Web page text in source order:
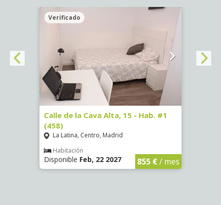
Verificado
Calle de la Cava Alta, 15 - Hab. #1
(458)
La Latina, Centro, Madrid
Habitación
Disponible Feb, 22 2027 855 €/ mes